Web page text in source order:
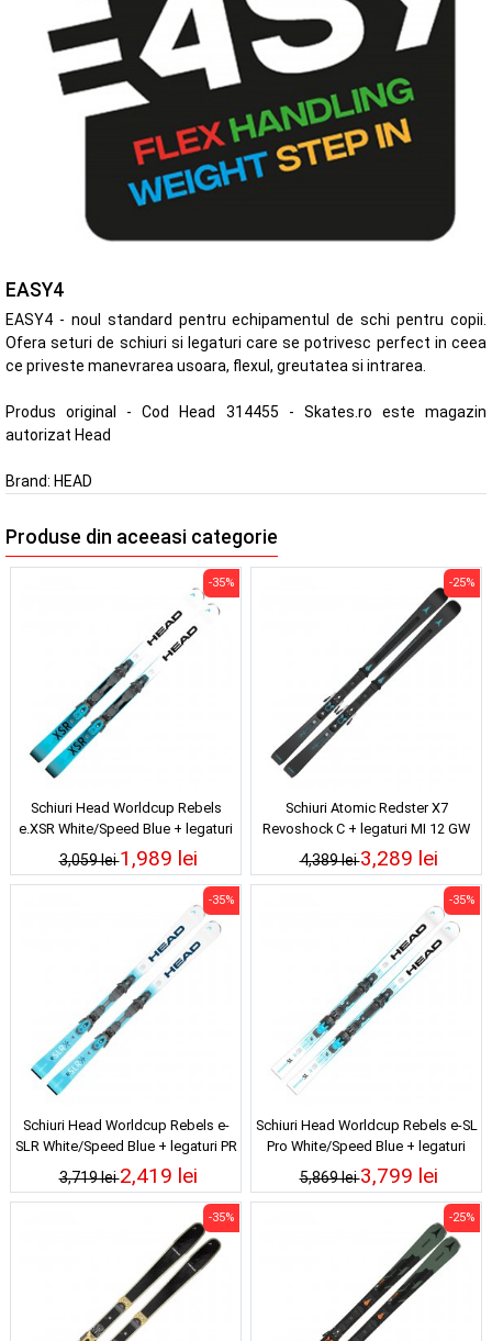
EASY4
EASY4 - noul standard pentru echipamentul de schi pentru copii.
Ofera seturi de schiuri si legaturi care se potrivesc perfect in ceea
ce priveste manevrarea usoara, flexul, greutatea si intrarea.
Produs original - Cod Head 314455 - Skates.ro este magazin
autorizat Head
Brand: HEAD
Produse din aceeasi categorie
Schiuri Head Worldcup Rebels
e.XSR White/Speed Blue + legaturi
PR 11 Gw 25/26
3,059 lei
-35%
1,989 lei
Schiuri Atomic Redster X7
Revoshock C + legaturi MI 12 GW
Black/Teal 25/26
4,389 lei
-25%
3,289 lei
Schiuri Head Worldcup Rebels e-
SLR White/Speed Blue + legaturi PR
11 Gw 25/26
3,719 lei
-35%
2,419 lei
Schiuri Head Worldcup Rebels e-SL
Pro White/Speed Blue + legaturi
Freeflex 14 Gw 25/26
5,869 lei
-35%
3,799 lei
-35% -25%